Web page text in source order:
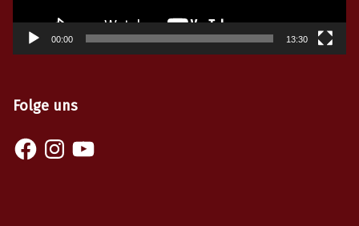
00:00 13:30
Folge uns
FacebookInstagram